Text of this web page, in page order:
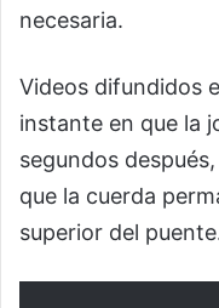
necesaria.
Videos difundidos
instante en que la
segundos
que la cuerda
superior del